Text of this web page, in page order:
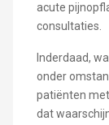
acute
consultaties.
Inderdaad,
onder
patiënten
dat